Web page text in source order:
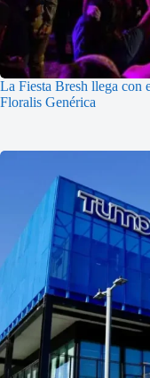
La Fiesta Bresh llega con
Floralis Genérica